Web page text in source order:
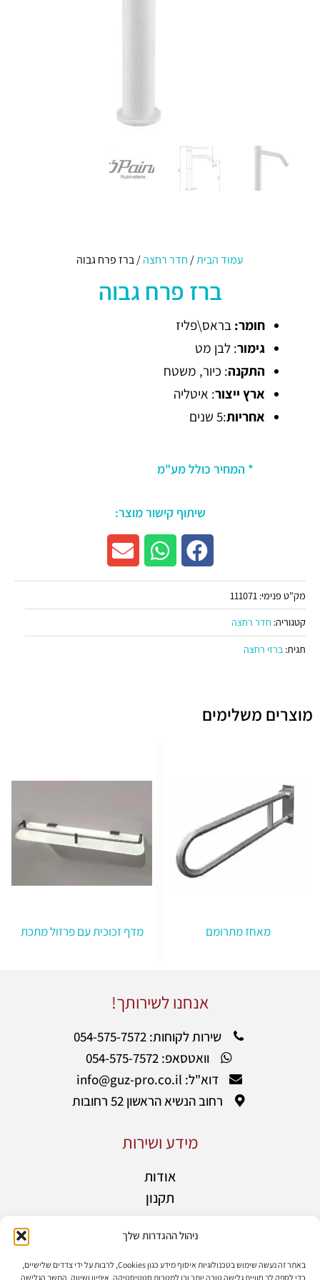
ניהול ההגדרות שלך
באתר זה נעשה שימוש בטכנולוגיות איסוף מידע כגון Cookies, לרבות על ידי צדדים שלישיים,
כדי לספק לך חוויית גלישה טובה יותר וכן למטרות סטטיסטיקה, איפיון ושיווק. המשך הגלישה
עמוד הבית/ חדר רחצה/ ברז פרח גבוה
ברז פרח גבוה
חומר: בראס\פליז
גימור: לבן מט
התקנה: כיור, משטח
ארץ ייצור: איטליה
אחריות:5 שנים
* המחיר כולל מע"מ
שיתוף קישור מוצר:
מק"ט פנימי: 111071
קטגוריה: חדר רחצה
תגית: ברזי רחצה
מוצרים משלימים
מאחז מתרומם מדף זכוכית עם פרזול מתכת
אנחנו לשירותך!
שירות לקוחות: 054-575-7572
וואטסאפ: 054-575-7572
דוא"ל: info@guz-pro.co.il
רחוב הנשיא הראשון 52 רחובות
מידע ושירות
אודות
תקנון
מידע נוסף
בלוג